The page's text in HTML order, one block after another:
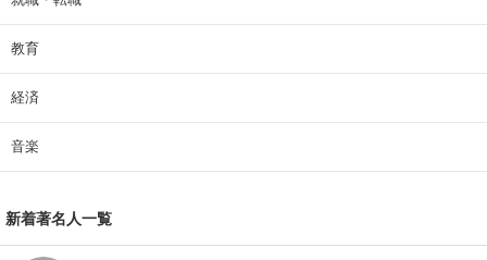
教育
経済
音楽
新着著名人一覧